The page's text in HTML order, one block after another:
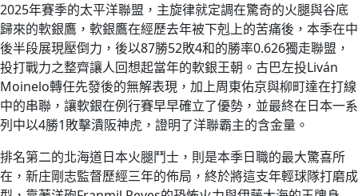
2025年賽季的太平洋聯盟，主旋律就定調在驚奇的火腿與谷底
歸來的軟銀鷹，軟銀鷹在經歷去年被下剋上的苦痛後，本季在中
後半段展現壓倒力，後以87勝52敗4和的勝率0.626獨走聯盟，
投打戰力之整齊讓人回想起當年的軟銀王朝。古巴左投Liván
Moinelo轉任先發後的無解表現，加上周東佑京與柳町達在打線
中的串聯，讓軟銀在例行賽早早確立了優勢，並最終在日本一系
列中以4勝1敗擊潰阪神虎，證明了洋聯霸主的含金量。
排名第二的北海道日本火腿鬥士，則是本季日職的最大驚喜所
在，新庄剛志監督歷經三年的佈局，終於將這支年輕球隊打磨成